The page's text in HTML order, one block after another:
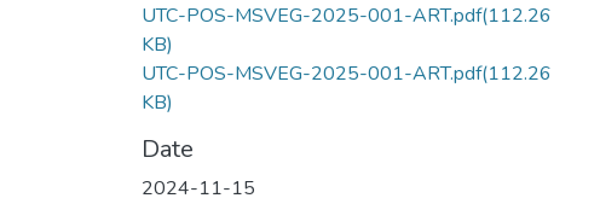
UTC-POS-MSVEG-2025-001-ART.pdf(112.26
KB)
UTC-POS-MSVEG-2025-001-ART.pdf(112.26
KB)
Date
2024-11-15